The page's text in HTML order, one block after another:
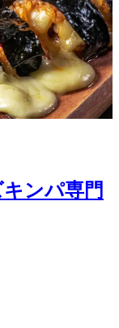
ンパ専門